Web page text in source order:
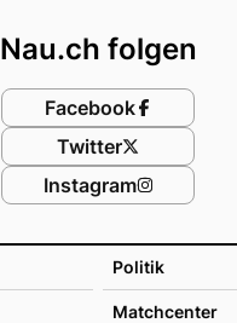
Politik
Matchcenter
Nau.ch folgen
Facebook
Twitter
Instagram